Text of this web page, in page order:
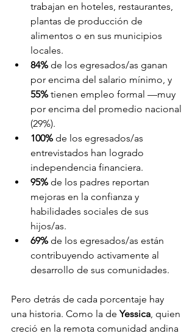
trabajan en hoteles, restaurantes,
plantas de producción de
alimentos o en sus municipios
locales.
84% de los egresados/as ganan
por encima del salario mínimo, y
55% tienen empleo formal —muy
por encima del promedio nacional
(29%).
100% de los egresados/as
entrevistados han logrado
independencia financiera.
95% de los padres reportan
mejoras en la confianza y
habilidades sociales de sus
hijos/as.
69% de los egresados/as están
contribuyendo activamente al
desarrollo de sus comunidades.
Pero detrás de cada porcentaje hay
una historia. Como la de Yessica, quien
creció en la remota comunidad andina